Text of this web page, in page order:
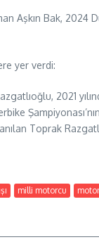
Aşkın Bak,
yer verdi:
2021
Toprak
milli motorcu